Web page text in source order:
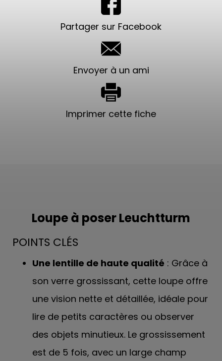
Partager sur Facebook
Envoyer à un ami
Imprimer cette fiche
Loupe à poser Leuchtturm
POINTS CLÉS
Une lentille de haute qualité : Grâce à
son verre grossissant, cette loupe offre
une vision nette et détaillée, idéale pour
lire de petits caractères ou observer
des objets minutieux. Le grossissement
est de 5 fois, avec un large champ